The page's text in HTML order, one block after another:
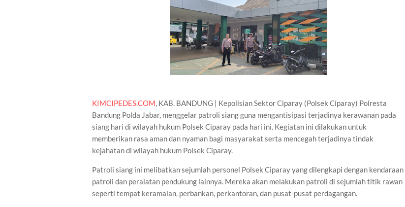
KIMCIPEDES.COM, KAB. BANDUNG | Kepolisian Sektor Ciparay (Polsek Ciparay) Polresta
Bandung Polda Jabar, menggelar patroli siang guna mengantisipasi terjadinya kerawanan pada
siang hari di wilayah hukum Polsek Ciparay pada hari ini. Kegiatan ini dilakukan untuk
memberikan rasa aman dan nyaman bagi masyarakat serta mencegah terjadinya tindak
kejahatan di wilayah hukum Polsek Ciparay.
Patroli siang ini melibatkan sejumlah personel Polsek Ciparay yang dilengkapi dengan kendaraan
patroli dan peralatan pendukung lainnya. Mereka akan melakukan patroli di sejumlah titik rawan
seperti tempat keramaian, perbankan, perkantoran, dan pusat-pusat perdagangan.